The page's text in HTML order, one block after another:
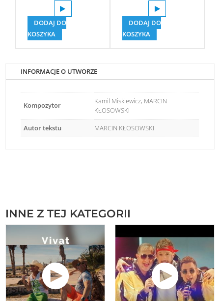
DODAJ DO
KOSZYKA
DODAJ DO
KOSZYKA
INFORMACJE O UTWORZE
Kompozytor
Kamil Miskiewicz, MARCIN
KŁOSOWSKI
Autor tekstu
MARCIN KŁOSOWSKI
INNE Z TEJ KATEGORII